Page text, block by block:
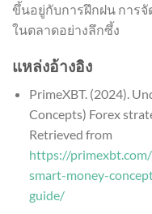
ขึ้นอยู่กับการฝึกฝน การจั
ในตลาดอย่างลึกซึ้ง
แหล่งอ้างอิง
PrimeXBT. (2024).
Concepts) Forex
Retrieved from
https://
smart-money-
guide/